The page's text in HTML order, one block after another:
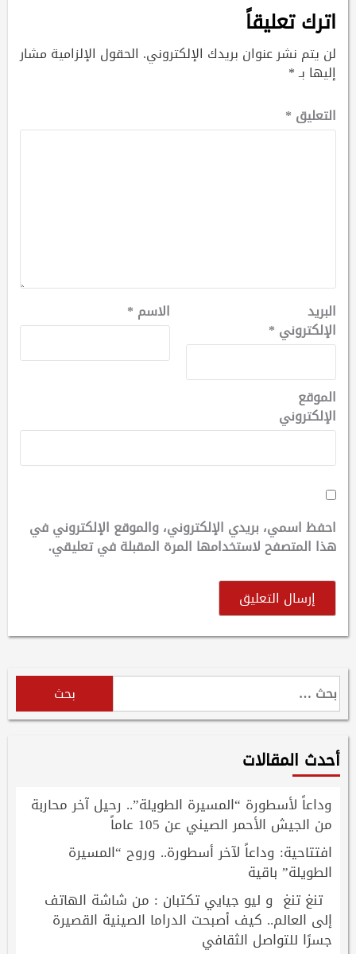
اترك تعليقاً
لن يتم نشر عنوان بريدك الإلكتروني. الحقول الإلزامية مشار
إليها بـ*
التعليق *
الاسم * البريد
الإلكتروني *
الموقع
الإلكتروني
احفظ اسمي، بريدي الإلكتروني، والموقع الإلكتروني في
هذا المتصفح لاستخدامها المرة المقبلة في تعليقي.
البحث
عن:
أحدث المقالات
وداعاً لأسطورة “المسيرة الطويلة”.. رحيل آخر محاربة
من الجيش الأحمر الصيني عن 105 عاماً
افتتاحية: وداعاً لآخر أسطورة.. وروح “المسيرة
الطويلة” باقية
تنغ تنغ و ليو جيايي تكتبان : من شاشة الهاتف
إلى العالم.. كيف أصبحت الدراما الصينية القصيرة
جسرًا للتواصل الثقافي